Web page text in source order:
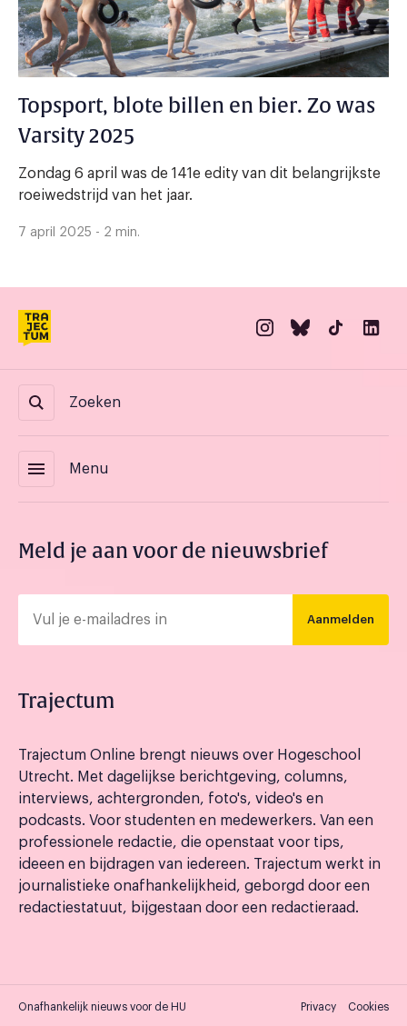
Topsport, blote billen en bier. Zo was
Varsity 2025
Zondag 6 april was de 141e edity van dit belangrijkste
roeiwedstrijd van het jaar.
7 april 2025 - 2 min.
Zoeken
menu Menu
Meld je aan voor de nieuwsbrief
Aanmelden
Trajectum
Trajectum Online brengt nieuws over Hogeschool
Utrecht. Met dagelijkse berichtgeving, columns,
interviews, achtergronden, foto's, video's en
podcasts. Voor studenten en medewerkers. Van een
professionele redactie, die openstaat voor tips,
ideeen en bijdragen van iedereen. Trajectum werkt in
journalistieke onafhankelijkheid, geborgd door een
redactiestatuut, bijgestaan door een redactieraad.
Onafhankelijk nieuws voor de HU Privacy Cookies